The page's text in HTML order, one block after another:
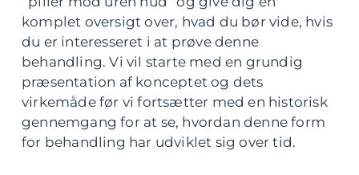
komplet oversigt over, hvad du bør vide, hvis
du er interesseret i at prøve denne
behandling. Vi vil starte med en grundig
præsentation af konceptet og dets
virkemåde før vi fortsætter med en historisk
gennemgang for at se, hvordan denne form
for behandling har udviklet sig over tid.